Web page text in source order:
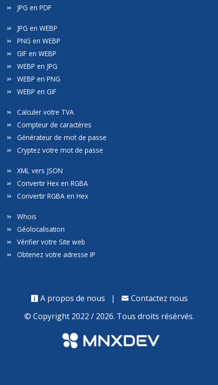
JPG en PDF
JPG en WEBP
PNG en WEBP
GIF en WEBP
WEBP en JPG
WEBP en PNG
WEBP en GIF
Calculer votre TVA
Compteur de caractères
Générateur de mot de passe
Cryptez votre mot de passe
XML vers JSON
Convertir Hex en RGBA
Convertir RGBA en Hex
Whois
Géolocalisation
Vérifier votre Site web
Obtenez votre adresse IP
A propos de nous |
Contactez nous
© Copyright 2022 / 2026. Tous droits résérvés.